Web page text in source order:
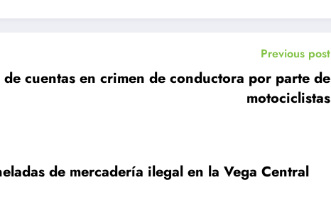
Previous post
cuentas en crimen de conductora por parte de
motociclistas
de mercadería ilegal en la Vega Central